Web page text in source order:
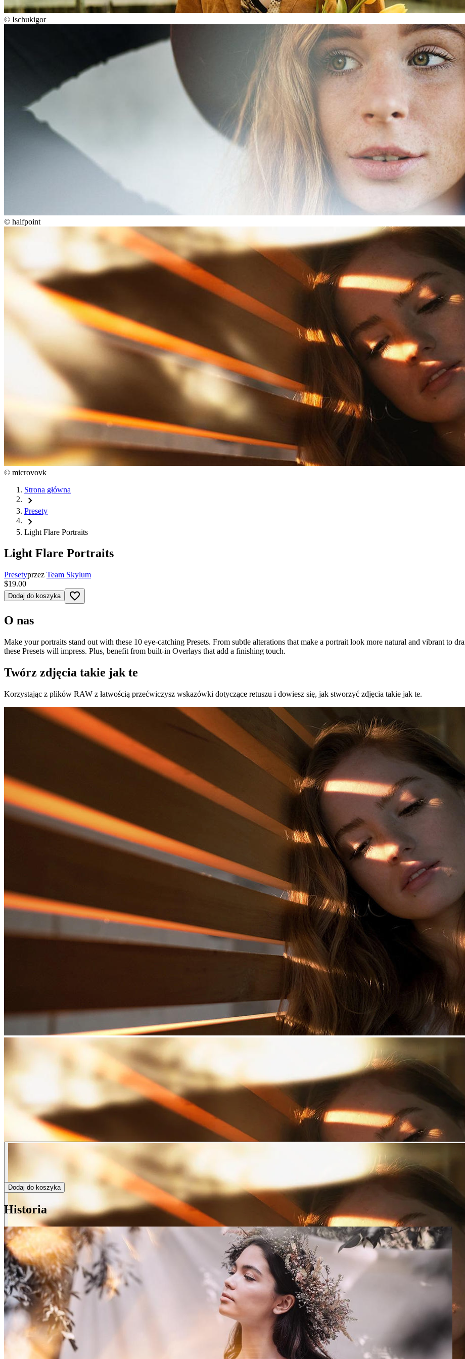
© Ischukigor
© halfpoint
© microvovk
Strona główna
chevron_right
Presety
chevron_right
Light Flare Portraits
Light Flare Portraits
Presetyprzez Team Skylum
$19.00
Dodaj do koszyka favorite_border
O nas
Make your portraits stand out with these 10 eye-catching Presets. From subtle alterations that make a portrait look more natural and vibrant to
these Presets will impress. Plus, benefit from built-in Overlays that add a finishing touch.
Twórz zdjęcia takie jak te
Korzystając z plików RAW z łatwością przećwiczysz wskazówki dotyczące retuszu i dowiesz się, jak stworzyć zdjęcia takie jak te.
Dodaj do koszyka
Historia